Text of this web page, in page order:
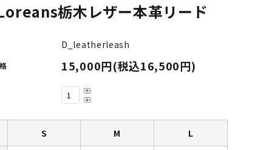
栃木レザー本革リード
D_leatherleash
15,000円(税込16,500円)
S M L